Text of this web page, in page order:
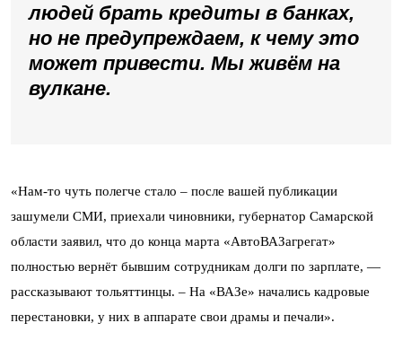
людей брать кредиты в банках,
но не предупреждаем, к чему это
может привести. Мы живём на
вулкане.
«Нам-то чуть полегче стало – после вашей публикации
зашумели СМИ, приехали чиновники, губернатор Самарской
области заявил, что до конца марта «АвтоВАЗагрегат»
полностью вернёт бывшим сотрудникам долги по зарплате, —
рассказывают тольяттинцы. – На «ВАЗе» начались кадровые
перестановки, у них в аппарате свои драмы и печали».